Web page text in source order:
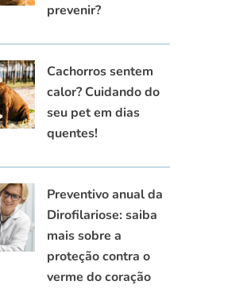
prevenir?
Cachorros sentem
calor? Cuidando do
seu pet em dias
quentes!
Preventivo anual da
Dirofilariose: saiba
mais sobre a
proteção contra o
verme do coração